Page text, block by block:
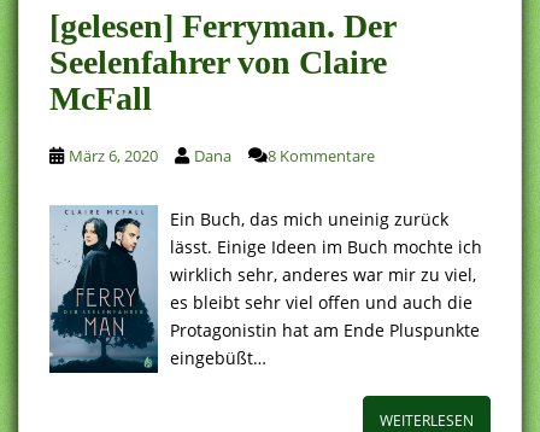
[gelesen] Ferryman. Der
Seelenfahrer von Claire
McFall
März 6, 2020 Dana 8 Kommentare
Ein Buch, das mich uneinig zurück
lässt. Einige Ideen im Buch mochte ich
wirklich sehr, anderes war mir zu viel,
es bleibt sehr viel offen und auch die
Protagonistin hat am Ende Pluspunkte
eingebüßt…
WEITERLESEN